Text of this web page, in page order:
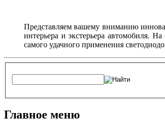
Представляем вашему вниманию
интерьера и экстерьера автомобиля.
самого удачного применения
Главное меню